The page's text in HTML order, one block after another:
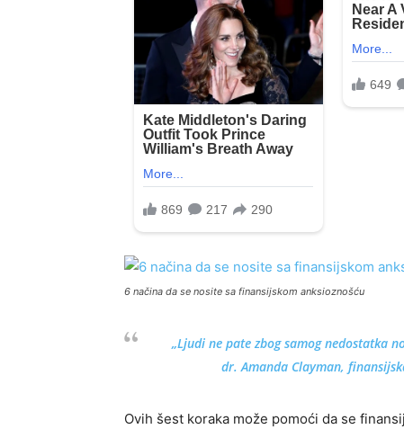
6 načina da se nosite sa finansijskom anksioznošću
„Ljudi ne pate zbog samog nedostatka
dr. Amanda Clayman,
Ovih šest koraka može pomoći da se